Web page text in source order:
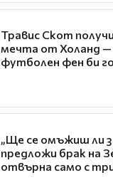
Травис Скот
мечта от Холанд —
футболен фен би
„Ще се омъжиш ли
предложи брак на
отвърна само с